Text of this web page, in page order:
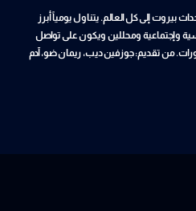
بيروت إلى كل العالم. يتناول يومياً أبرز
ومحللين ويكون على تواصل
من تقديم: جوزفين ديب، ريمان ضو، آدم